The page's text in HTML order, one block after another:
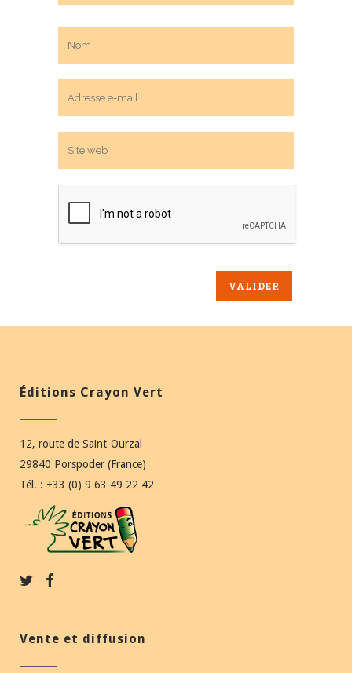
Éditions Crayon Vert
12, route de Saint-Ourzal
29840 Porspoder (France)
Tél. : +33 (0) 9 63 49 22 42
Vente et diffusion